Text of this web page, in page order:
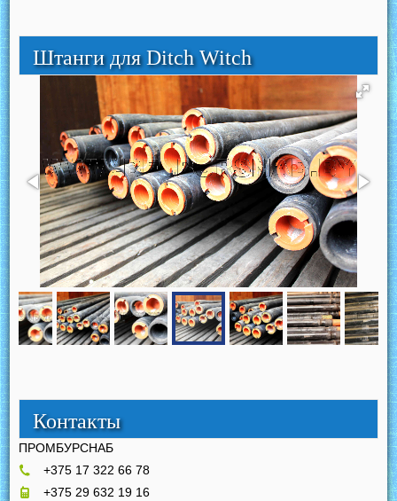
Штанги для Ditch Witch
Контакты
ПРОМБУРСНАБ
+375 17 322 66 78
+375 29 632 19 16